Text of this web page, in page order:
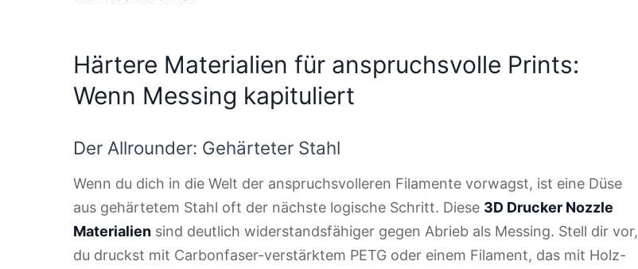
Härtere Materialien für anspruchsvolle Prints:
Wenn Messing kapituliert
Der Allrounder: Gehärteter Stahl
Wenn du dich in die Welt der anspruchsvolleren Filamente vorwagst, ist eine Düse
aus gehärtetem Stahl oft der nächste logische Schritt. Diese 3D Drucker Nozzle
Materialien sind deutlich widerstandsfähiger gegen Abrieb als Messing. Stell dir vor,
du druckst mit Carbonfaser-verstärktem PETG oder einem Filament, das mit Holz-